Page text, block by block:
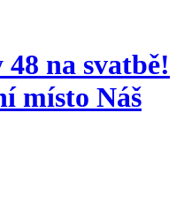
na svatbě!
místo Náš